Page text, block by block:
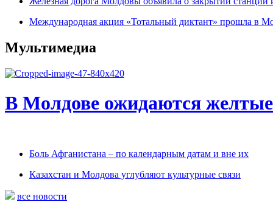
Международная акция «Тотальный диктант» прошла в
Мультимедиа
В Молдове ожидаются
Боль Афганистана – по календарным датам и вне их
Казахстан и Молдова углубляют культурные связи
все новости